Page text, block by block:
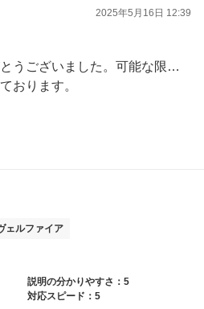
2025年5月16日 12:39
車検のご利用、ありがとうございました。可能な限りお客様のご都合に添えられるように努力いたしますので、遠慮なくお申し付けください。
おります。
ェルファイア
説明の分かりやすさ：5
対応スピード：5